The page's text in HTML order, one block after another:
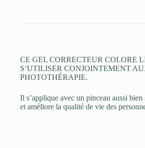
CE GEL CORRECTEUR COLORE
S’UTILISER CONJOINTEMENT
PHOTOTHÉRAPIE.
Il s’applique avec un pinceau aussi
et améliore la qualité de vie des